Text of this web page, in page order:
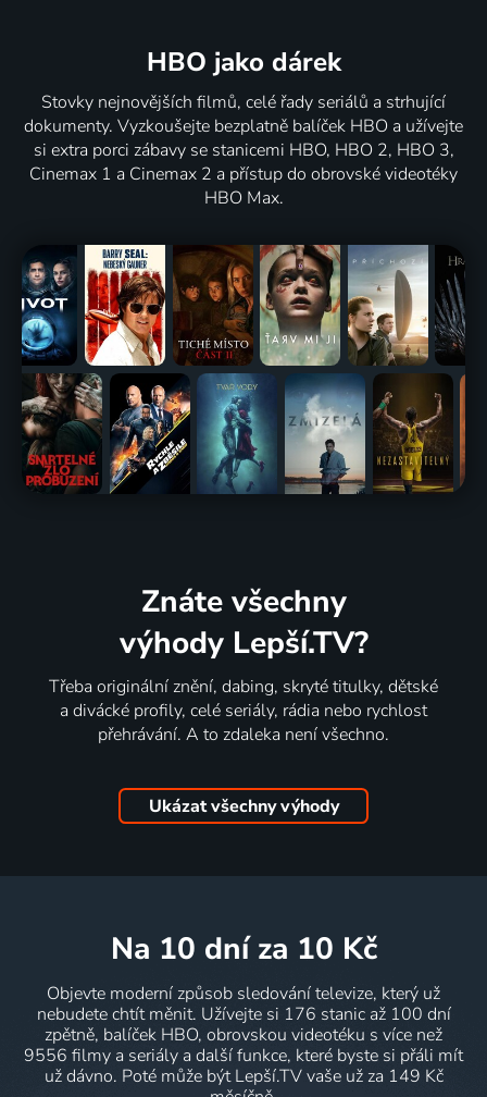
HBO jako dárek
Stovky nejnovějších filmů, celé řady seriálů a strhující
dokumenty. Vyzkoušejte bezplatně balíček HBO a užívejte
si extra porci zábavy se stanicemi HBO, HBO 2, HBO 3,
Cinemax 1 a Cinemax 2 a přístup do obrovské videotéky
HBO Max.
Znáte všechny
výhody Lepší.TV?
Třeba originální znění, dabing, skryté titulky, dětské
a divácké profily, celé seriály, rádia nebo rychlost
přehrávání. A to zdaleka není všechno.
Ukázat všechny výhody
na 10 dní za 10 Kč
Objevte moderní způsob sledování televize, který už
nebudete chtít měnit. Užívejte si 176 stanic až 100 dní
zpětně, balíček HBO, obrovskou videotéku s více než
9556 filmy a seriály a další funkce, které byste si přáli mít
už dávno. Poté může být Lepší.TV vaše už za 149 Kč